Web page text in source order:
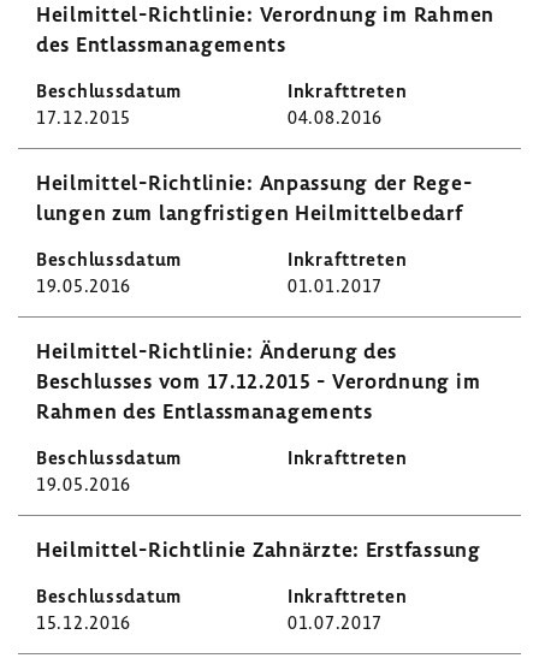
Heilmittel-​Richtlinie: Verord­nung im Rahmen
des Entlass­ma­nage­ments
17.12.2015 04.08.2016
Heilmittel-​Richtlinie: Anpas­sung der Rege­
lungen zum lang­fris­tigen Heil­mit­tel­be­darf
19.05.2016 01.01.2017
Heilmittel-​Richtlinie: Ände­rung des
Beschlusses vom 17.12.2015 - Verord­nung im
Rahmen des Entlass­ma­nage­ments
19.05.2016
Heilmittel-​Richtlinie Zahn­ärzte: Erst­fas­sung
15.12.2016 01.07.2017